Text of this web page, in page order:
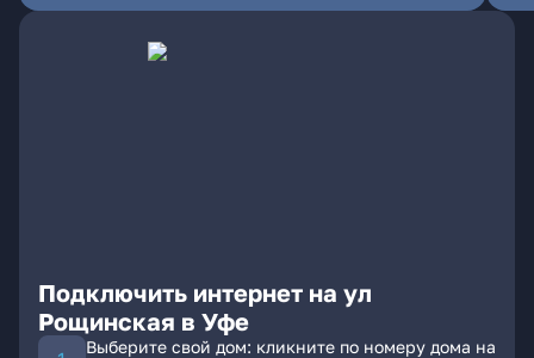
Подключить интернет на ул
Рощинская в Уфе
Выберите свой дом: кликните по номеру дома на